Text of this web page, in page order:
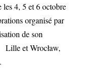
4, 5 et 6 octobre
organisé par
de son
Lille et Wrocław,